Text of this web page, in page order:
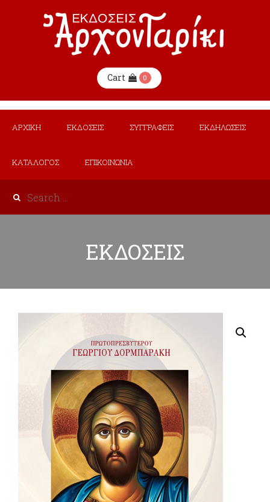
Cart 0
ΑΡΧΙΚΗ ΕΚΔΟΣΕΙΣ ΣΥΓΓΡΑΦΕΙΣ ΕΚΔΗΛΩΣΕΙΣ
ΚΑΤΑΛΟΓΟΣ ΕΠΙΚΟΙΝΩΝΙΑ
ΕΚΔΟΣΕΙΣ